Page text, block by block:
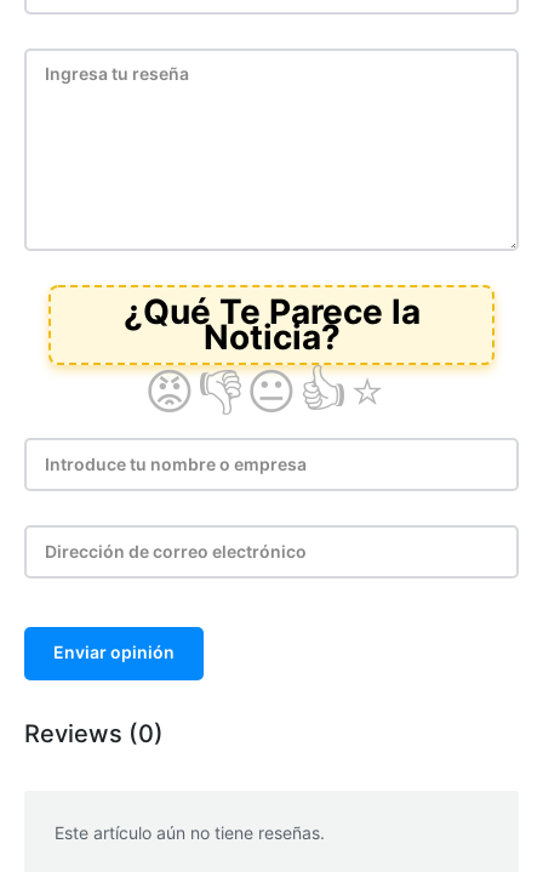
Enviar opinión
Reviews (0)
Este artículo aún no tiene reseñas.